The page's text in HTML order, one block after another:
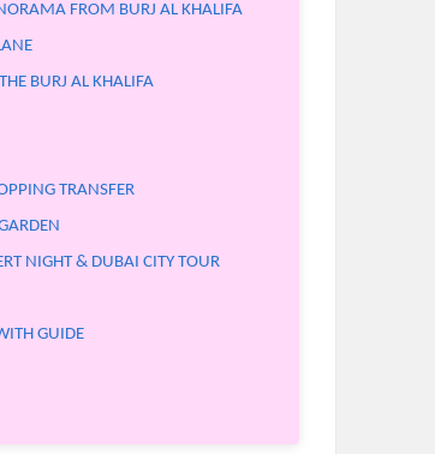
FROM BURJ AL KHALIFA
BURJ AL KHALIFA
TRANSFER
NIGHT & DUBAI CITY TOUR
GUIDE